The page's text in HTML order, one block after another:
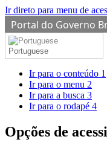
Ir direto para menu de
Portal do Governo
Portuguese
Ir para o conteúdo 1
Ir para o menu 2
Ir para a busca 3
Ir para o rodapé 4
Opções de